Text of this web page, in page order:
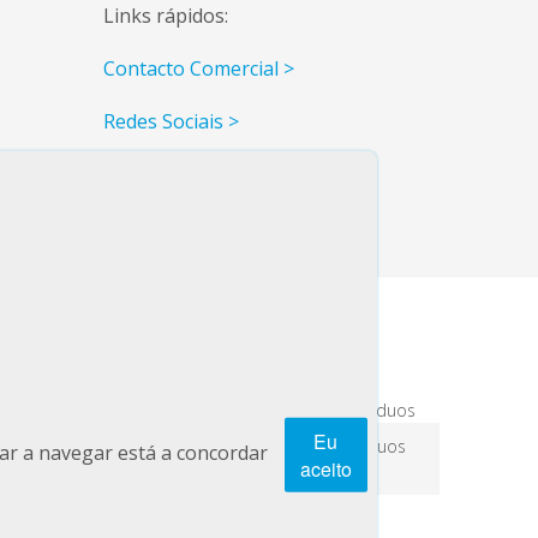
Links rápidos:
Contacto Comercial >
Redes Sociais >
Garbagere Talks: O Futuro da Gestão de Resíduos
a navegar está a concordar
Eu
aceito